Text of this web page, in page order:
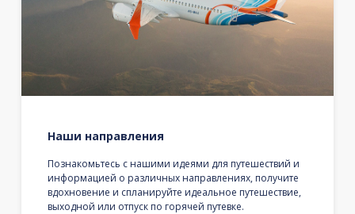
Наши направления
Познакомьтесь с нашими идеями для путешествий и
информацией о различных направлениях, получите
вдохновение и спланируйте идеальное путешествие,
выходной или отпуск по горячей путевке.